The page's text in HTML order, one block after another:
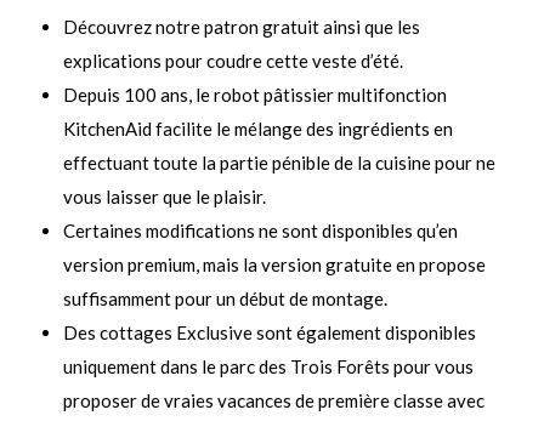
Découvrez notre patron gratuit ainsi que les
explications pour coudre cette veste d’été.
Depuis 100 ans, le robot pâtissier multifonction
KitchenAid facilite le mélange des ingrédients en
effectuant toute la partie pénible de la cuisine pour ne
vous laisser que le plaisir.
Certaines modifications ne sont disponibles qu’en
version premium, mais la version gratuite en propose
suffisamment pour un début de montage.
Des cottages Exclusive sont également disponibles
uniquement dans le parc des Trois Forêts pour vous
proposer de vraies vacances de première classe avec